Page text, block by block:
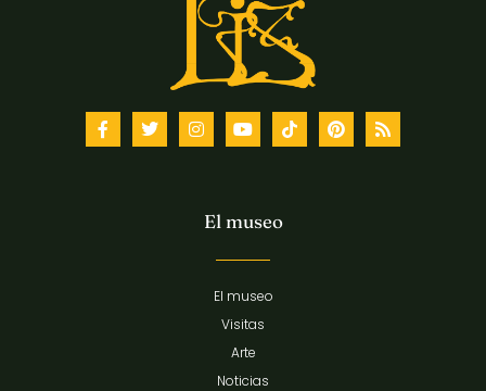
El museo
El museo
Visitas
Arte
Noticias